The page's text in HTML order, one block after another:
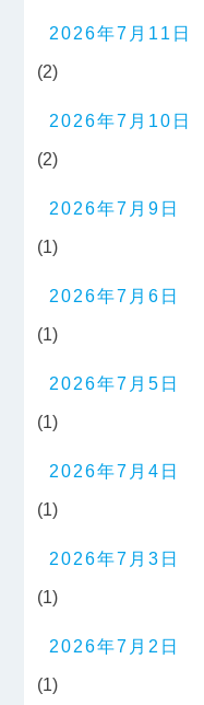
2026年7月11日
(2)
2026年7月10日
(2)
2026年7月9日
(1)
2026年7月6日
(1)
2026年7月5日
(1)
2026年7月4日
(1)
2026年7月3日
(1)
2026年7月2日
(1)